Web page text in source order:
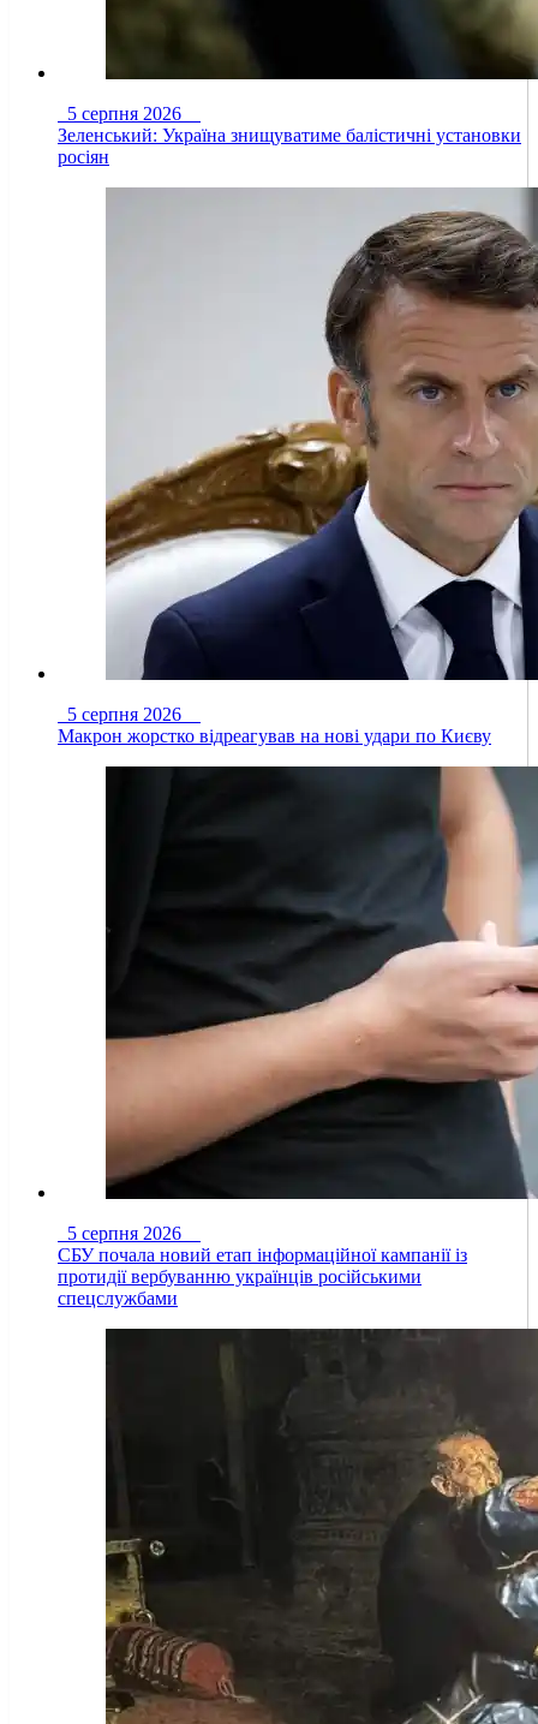
5 серпня 2026
Зеленський: Україна знищуватиме балістичні установки
росіян
5 серпня 2026
Макрон жорстко відреагував на нові удари по Києву
5 серпня 2026
СБУ почала новий етап інформаційної кампанії із
протидії вербуванню українців російськими
спецслужбами